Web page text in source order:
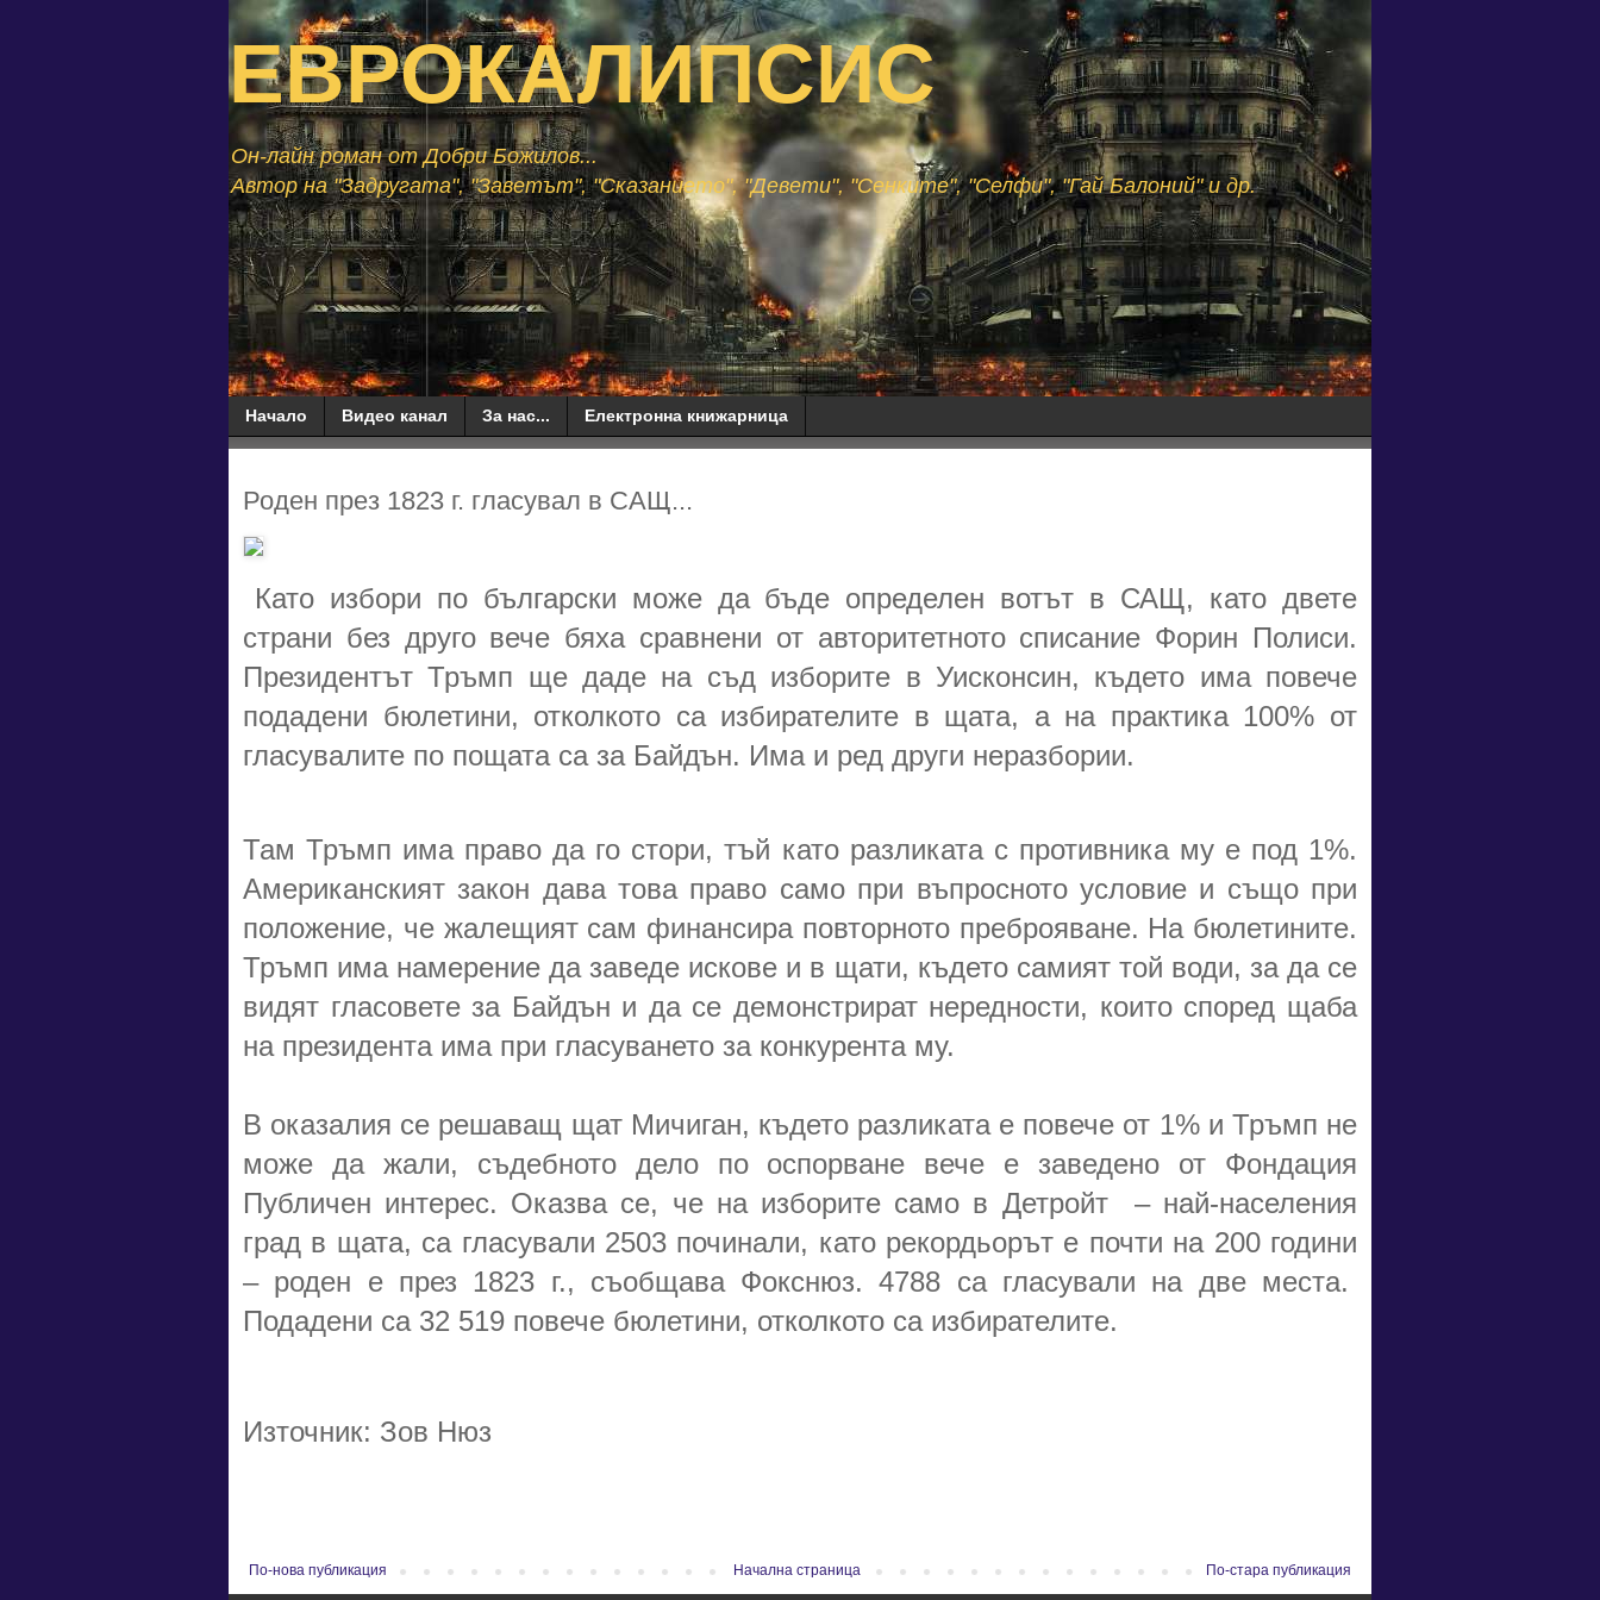
ЕВРОКАЛИПСИС
Он-лайн роман от Добри Божилов...
Автор на "Задругата", "Заветът", "Сказанието", "Девети", "Сенките", "Селфи", "Гай Балоний" и др.
Начало Видео канал За нас... Електронна книжарница
Роден през 1823 г. гласувал в САЩ...
Като избори по български може да бъде определен вотът в САЩ, като двете
страни без друго вече бяха сравнени от авторитетното списание Форин Полиси.
Президентът Тръмп ще даде на съд изборите в Уисконсин, където има повече
подадени бюлетини, отколкото са избирателите в щата, а на практика 100% от
гласувалите по пощата са за Байдън. Има и ред други неразбории.
Там Тръмп има право да го стори, тъй като разликата с противника му е под 1%.
Американският закон дава това право само при въпросното условие и също при
положение, че жалещият сам финансира повторното преброяване. На бюлетините.
Тръмп има намерение да заведе искове и в щати, където самият той води, за да се
видят гласовете за Байдън и да се демонстрират нередности, които според щаба
на президента има при гласуването за конкурента му.
В оказалия се решаващ щат Мичиган, където разликата е повече от 1% и Тръмп не
може да жали, съдебното дело по оспорване вече е заведено от Фондация
Публичен интерес. Оказва се, че на изборите само в Детройт – най-населения
град в щата, са гласували 2503 починали, като рекордьорът е почти на 200 години
– роден е през 1823 г., съобщава Фокснюз. 4788 са гласували на две места.
Подадени са 32 519 повече бюлетини, отколкото са избирателите.
Източник: Зов Нюз
По-нова публикация По-стара публикация
Начална страница